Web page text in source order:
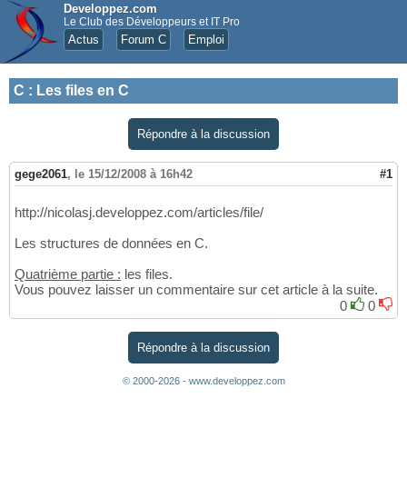
Developpez.com
Le Club des Développeurs et IT Pro
Actus Forum C Emploi
C : Les files en C
Répondre à la discussion
gege2061, le 15/12/2008 à 16h42 #1
http://nicolasj.developpez.com/articles/file/
Les structures de données en C.
Quatrième partie : les files.
Vous pouvez laisser un commentaire sur cet article à la suite.
0
0
Répondre à la discussion
© 2000-2026 - www.developpez.com